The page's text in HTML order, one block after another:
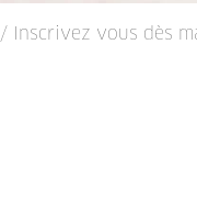
/ Inscrivez vous dès